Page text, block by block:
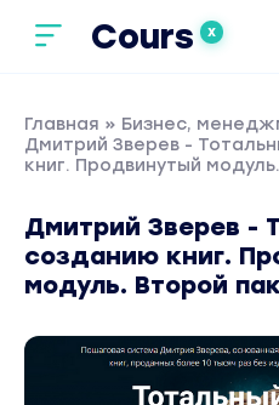
Cours X
Главная » Бизнес,
Дмитрий Зверев -
книг. Продвинутый
Дмитрий Зверев -
созданию книг.
модуль. Второй